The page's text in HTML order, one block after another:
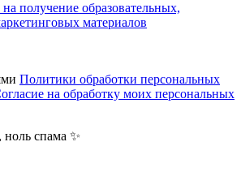
получение образовательных,
материалов
Политики обработки персональных
на обработку моих персональных
спама ✨